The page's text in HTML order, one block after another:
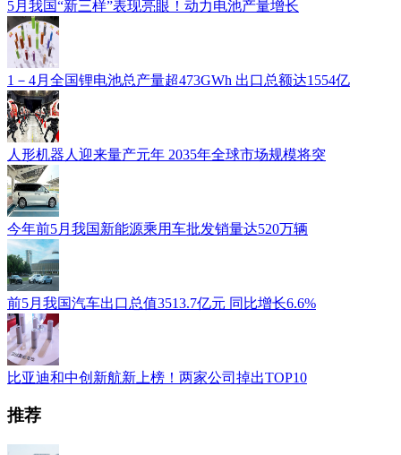
5月我国“新三样”表现亮眼！动力电池产量增长
1－4月全国锂电池总产量超473GWh 出口总额达1554亿
人形机器人迎来量产元年 2035年全球市场规模将突
今年前5月我国新能源乘用车批发销量达520万辆
前5月我国汽车出口总值3513.7亿元 同比增长6.6%
比亚迪和中创新航新上榜！两家公司掉出TOP10
推荐